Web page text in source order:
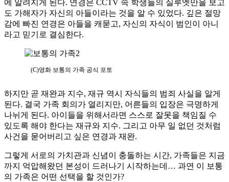
에 알려지게 된다. 연경은 CCTV 속 학생들의 실루엣만을 보고
도 가해자가 자신의 아들이라는 것을 알 수 있었다. 깊은 절망
감에 빠진 연경은 아들을 캐묻고, 자신의 자식이 범인이 아니
라고 믿기로 결심한다.
(C)영화 보통의 가족 공식 포토
하지만 곧 재완과 지수, 재규 역시 자식들의 범죄 사실을 알게
된다. 결국 가족 회의가 열리지만, 어른들의 입장은 극명하게
나뉘게 된다. 아이들을 위해서라면 스스로 잘못을 책임질 수
있도록 해야 한다는 재규와 지수. 그리고 아무 일 없던 것처럼
사건을 묻어버리고 싶은 연경과 재완.
그렇게 서로의 가치관과 신념이 충돌하는 시간, 가족들은 지금
까지 억압해왔던 본성이 드러나기 시작하는데… 과연 이 보통
의 가족은 어떤 선택을 할 것인가?